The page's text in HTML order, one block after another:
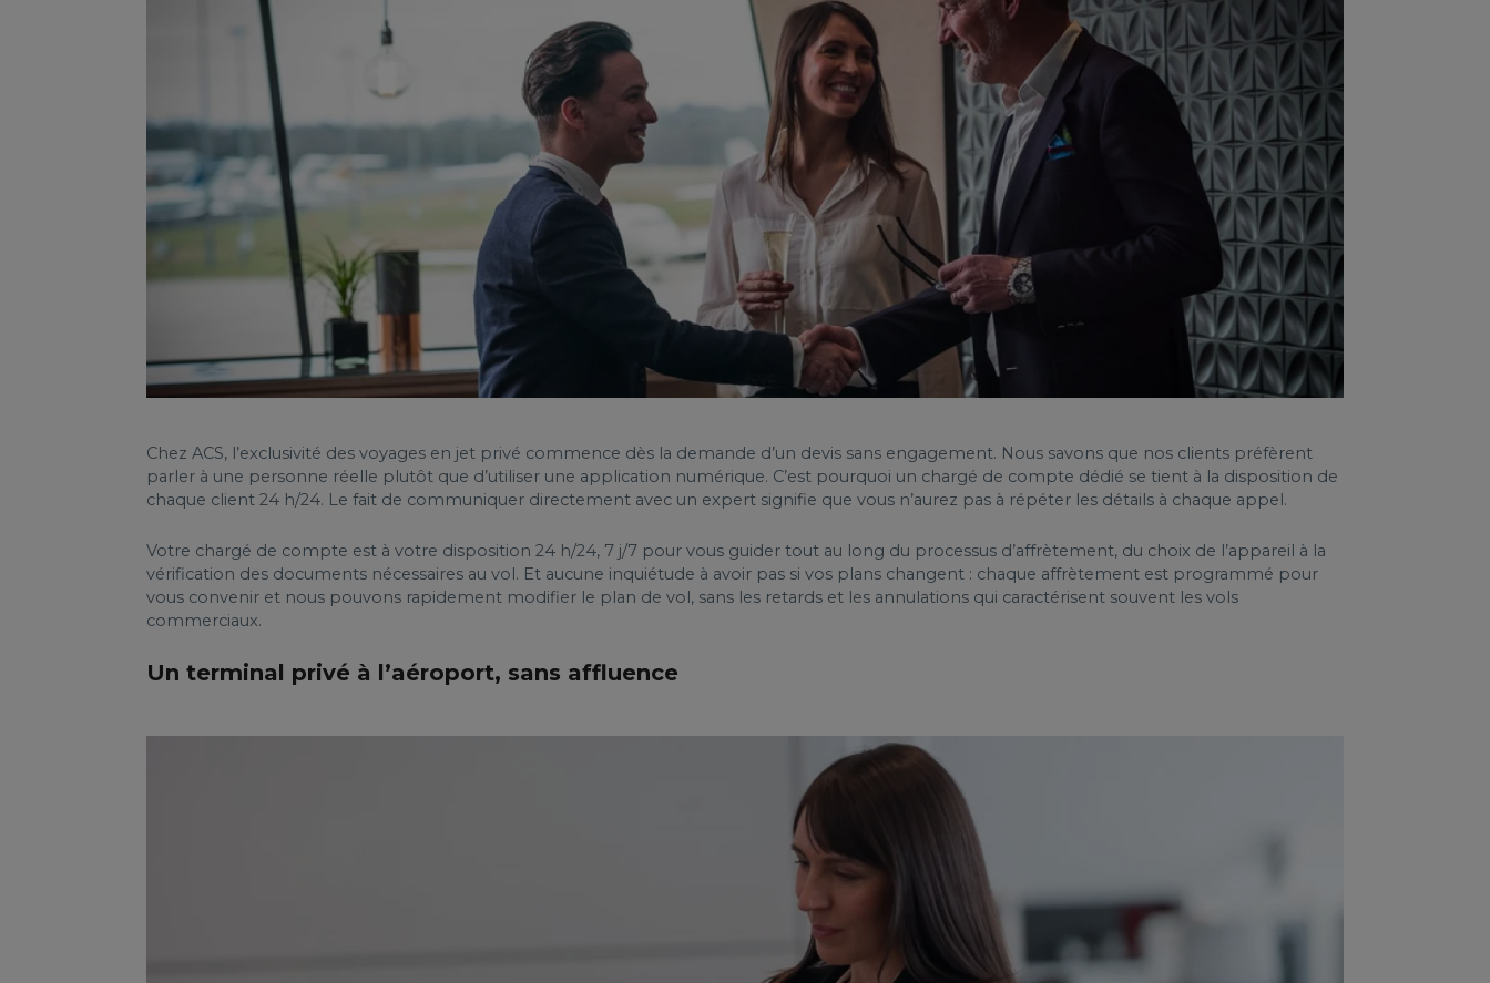
Chez ACS, l’exclusivité des voyages en jet privé commence dès la demande d’un devis sans engagement. Nous savons que nos clients préfèrent
parler à une personne réelle plutôt que d’utiliser une application numérique. C’est pourquoi un chargé de compte dédié se tient à la disposition de
chaque client 24 h/24. Le fait de communiquer directement avec un expert signifie que vous n’aurez pas à répéter les détails à chaque appel.
Votre chargé de compte est à votre disposition 24 h/24, 7 j/7 pour vous guider tout au long du processus d’affrètement, du choix de l’appareil à la
vérification des documents nécessaires au vol. Et aucune inquiétude à avoir pas si vos plans changent : chaque affrètement est programmé pour
vous convenir et nous pouvons rapidement modifier le plan de vol, sans les retards et les annulations qui caractérisent souvent les vols
commerciaux.
Un terminal privé à l’aéroport, sans affluence